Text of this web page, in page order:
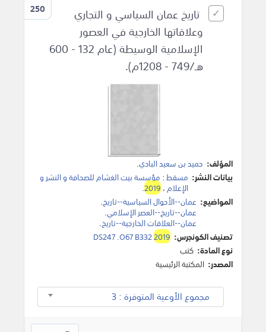
250
تاريخ عمان السياسي و التجاري
وعلاقاتها الخارجية في العصور
الإسلامية الوسيطة (عام 132 - 600
هـ/749 - 1208م).
المؤلف: حميد بن سعيد البادي.
بيانات النشر: مسقط: مؤسسة بيت الغشام للصحافة و النشر و
الإعلام،2019
.
المواضيع: عمان--الأحوال السياسية--تاريخ.
عمان--تاريخ--العصر الإسلامي.
عمان--العلاقات الخارجية--تاريخ.
تصنيف الكونجرس:
DS247 .O67 B3322019
نوع المادة: كتب
المصدر: المكتبة الرئيسية
مجموع الأوعية المتوفرة : 3